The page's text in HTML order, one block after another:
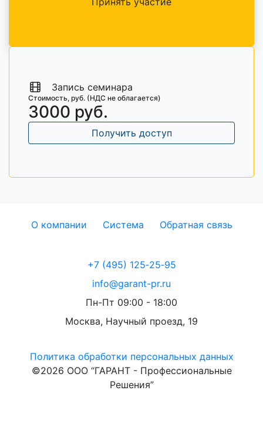
Запись семинара
Стоимость, руб. (НДС не облагается)
3000 руб.
Получить доступ
О компании Система Обратная связь
+7 (495) 125‑25‑95
info@garant-pr.ru
Пн-Пт 09:00 - 18:00
Москва, Научный проезд, 19
Политика обработки персональных данных
©2026 ООО “ГАРАНТ - Профессиональные
Решения”